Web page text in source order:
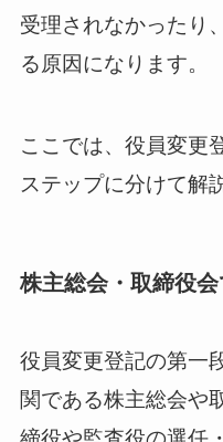
受理されなかったり
る原因になります。
ここでは、役員変更
ステップに分けて解
株主総会・取締役
役員変更登記の第一
関である株主総会や